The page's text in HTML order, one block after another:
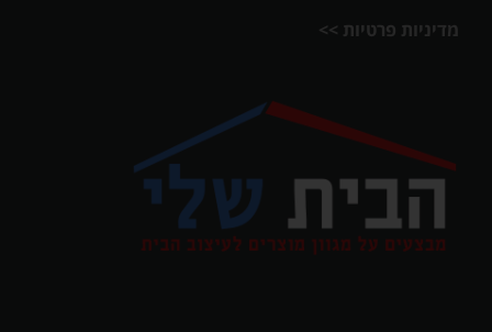
מדיניות פרטיות >>